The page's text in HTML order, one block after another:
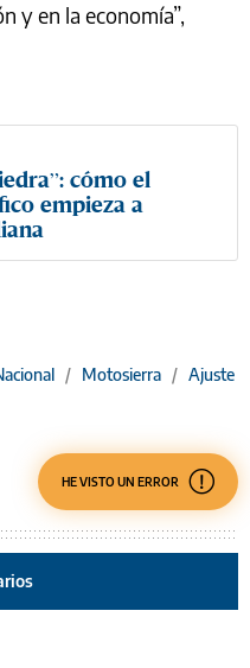
y en la economía”,
cómo el
empieza a
/ Motosierra / Ajuste
HE VISTO UN ERROR